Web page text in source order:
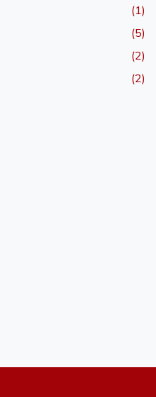
(1)
(5)
(2)
(2)